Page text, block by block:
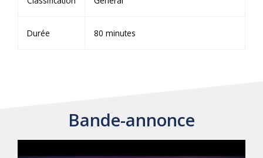
Durée 80 minutes
Bande-annonce